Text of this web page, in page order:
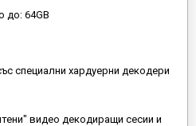
до: 64GB
специални хардуерни декодери
видео декодиращи сесии и